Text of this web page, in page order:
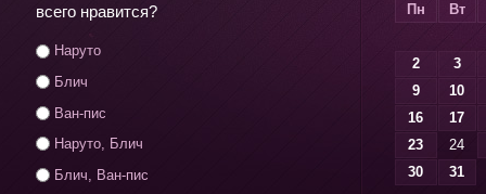
всего нравится?
Наруто
Блич
Ван-пис
Наруто, Блич
Блич, Ван-пис
Пн Вт
2
3
9
10
16
17
23
24
30
31